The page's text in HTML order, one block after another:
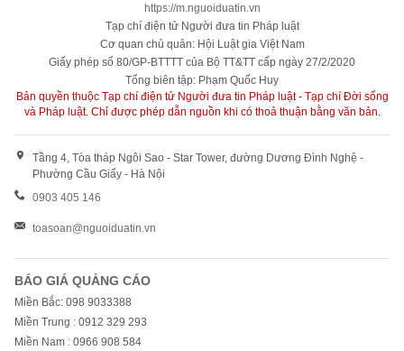
https://m.nguoiduatin.vn
Tạp chí điện tử Người đưa tin Pháp luật
Cơ quan chủ quản: Hội Luật gia Việt Nam
Giấy phép số 80/GP-BTTTT của Bộ TT&TT cấp ngày 27/2/2020
Tổng biên tập: Phạm Quốc Huy
Bản quyền thuộc Tạp chí điện tử Người đưa tin Pháp luật - Tạp chí Đời sống
và Pháp luật. Chỉ được phép dẫn nguồn khi có thoả thuận bằng văn bản.
Tầng 4, Tòa tháp Ngôi Sao - Star Tower, đường Dương Đình Nghệ -
Phường Cầu Giấy - Hà Nội
0903 405 146
toasoan@nguoiduatin.vn
BÁO GIÁ QUẢNG CÁO
Miền Bắc: 098 9033388
Miền Trung : 0912 329 293
Miền Nam : 0966 908 584